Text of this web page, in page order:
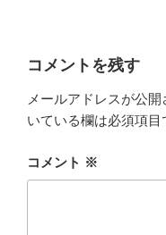
コメントを残す
メールアドレスが公開
いている欄は必須項目
コメント ※